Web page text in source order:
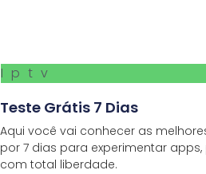
Iptv
Teste Grátis 7 Dias
Aqui você vai conhecer as
por 7 dias para experimentar
com total liberdade.